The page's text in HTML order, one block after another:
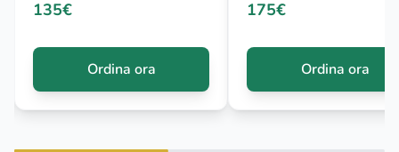
135€
Ordina ora
175€
Ordina ora